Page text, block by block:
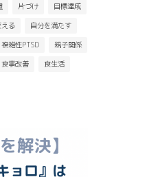
片づけ
目標達成
る
自分を満たす
複雑性PTSD
親子関係
食事改善
食生活